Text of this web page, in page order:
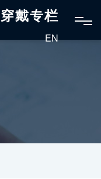
戴专栏
EN